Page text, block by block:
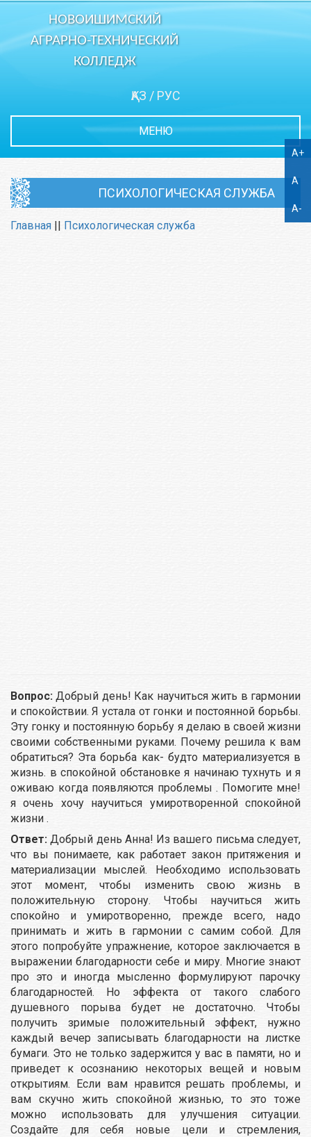
НОВОИШИМСКИЙ
АГРАРНО-ТЕХНИЧЕСКИЙ
КОЛЛЕДЖ
ҚАЗ / РУС
МЕНЮ
ПСИХОЛОГИЧЕСКАЯ СЛУЖБА
Главная || Психологическая служба
Вопрос: Добрый день! Как научиться жить в гармонии
и спокойствии. Я устала от гонки и постоянной борьбы.
Эту гонку и постоянную борьбу я делаю в своей жизни
своими собственными руками. Почему решила к вам
обратиться? Эта борьба как- будто материализуется в
жизнь. в спокойной обстановке я начинаю тухнуть и я
оживаю когда появляются проблемы . Помогите мне!
я очень хочу научиться умиротворенной спокойной
жизни .
Ответ: Добрый день Анна! Из вашего письма следует,
что вы понимаете, как работает закон притяжения и
материализации мыслей. Необходимо использовать
этот момент, чтобы изменить свою жизнь в
положительную сторону. Чтобы научиться жить
спокойно и умиротворенно, прежде всего, надо
принимать и жить в гармонии с самим собой. Для
этого попробуйте упражнение, которое заключается в
выражении благодарности себе и миру. Многие знают
про это и иногда мысленно формулируют парочку
благодарностей. Но эффекта от такого слабого
душевного порыва будет не достаточно. Чтобы
получить зримые положительный эффект, нужно
каждый вечер записывать благодарности на листке
бумаги. Это не только задержится у вас в памяти, но и
приведет к осознанию некоторых вещей и новым
открытиям. Если вам нравится решать проблемы, и
вам скучно жить спокойной жизнью, то это тоже
можно использовать для улучшения ситуации.
Создайте для себя новые цели и стремления,
A+
A
A-